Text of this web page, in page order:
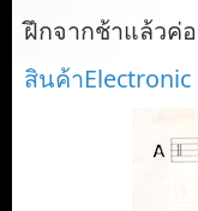
ฝึกจากช้าแล้วค่
สินค้า